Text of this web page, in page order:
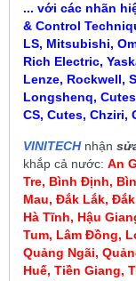
... với các nhãn
& Control
LS, Mitsubishi,
Rich Electric,
Lenze, Rockwell,
Longshenq,
CS, Cutes, Chziri,
VINITECHnhận
khắp cả nước: An
Tre, Bình Định,
Mau, Đắk Lắk,
Hà Tĩnh, Hậu
Tum, Lâm Đồng,
Quảng Ngãi,
Huế, Tiền Giang,